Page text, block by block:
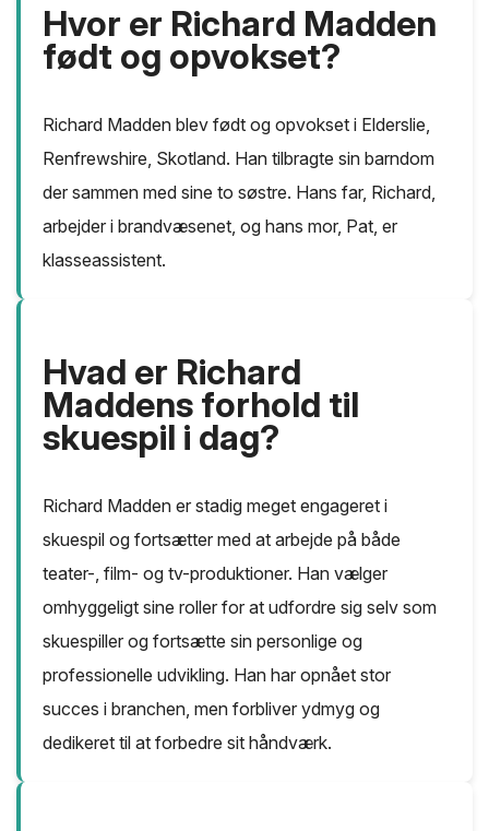
Hvor er Richard Madden
født og opvokset?
Richard Madden blev født og opvokset i Elderslie,
Renfrewshire, Skotland. Han tilbragte sin barndom
der sammen med sine to søstre. Hans far, Richard,
arbejder i brandvæsenet, og hans mor, Pat, er
klasseassistent.
Hvad er Richard
Maddens forhold til
skuespil i dag?
Richard Madden er stadig meget engageret i
skuespil og fortsætter med at arbejde på både
teater-, film- og tv-produktioner. Han vælger
omhyggeligt sine roller for at udfordre sig selv som
skuespiller og fortsætte sin personlige og
professionelle udvikling. Han har opnået stor
succes i branchen, men forbliver ydmyg og
dedikeret til at forbedre sit håndværk.